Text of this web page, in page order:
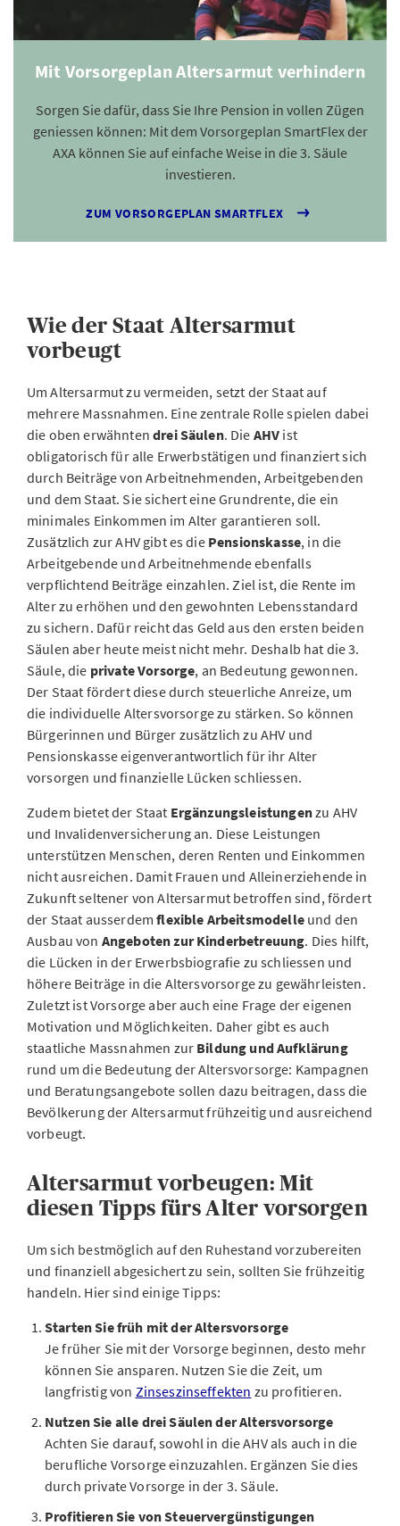
Mit Vorsorgeplan Altersarmut verhindern
Sorgen Sie dafür, dass Sie Ihre Pension in vollen Zügen
geniessen können: Mit dem Vorsorgeplan SmartFlex der
AXA können Sie auf einfache Weise in die 3. Säule
investieren.
ZUM VORSORGEPLAN SMARTFLEX
Wie der Staat Altersarmut
vorbeugt
Um Altersarmut zu vermeiden, setzt der Staat auf
mehrere Massnahmen. Eine zentrale Rolle spielen dabei
die oben erwähntendrei Säulen. Die AHV ist
obligatorisch für alle Erwerbstätigen und finanziert sich
durch Beiträge von Arbeitnehmenden, Arbeitgebenden
und dem Staat. Sie sichert eine Grundrente, die ein
minimales Einkommen im Alter garantieren soll.
Zusätzlich zur AHV gibt es die Pensionskasse, in die
Arbeitgebende und Arbeitnehmende ebenfalls
verpflichtend Beiträge einzahlen. Ziel ist, die Rente im
Alter zu erhöhen und den gewohnten Lebensstandard
zu sichern. Dafür reicht das Geld aus den ersten beiden
Säulen aber heute meist nicht mehr. Deshalb hat die 3.
Säule, die private Vorsorge, an Bedeutung gewonnen.
Der Staat fördert diese durch steuerliche Anreize, um
die individuelle Altersvorsorge zu stärken. So können
Bürgerinnen und Bürger zusätzlich zu AHV und
Pensionskasse eigenverantwortlich für ihr Alter
vorsorgen und finanzielle Lücken schliessen.
Zudem bietet der Staat Ergänzungsleistungenzu AHV
und Invalidenversicherung an. Diese Leistungen
unterstützen Menschen, deren Renten und Einkommen
nicht ausreichen. Damit Frauen und Alleinerziehende in
Zukunft seltener von Altersarmut betroffen sind, fördert
der Staat ausserdemflexible Arbeitsmodelleund den
Ausbau von Angeboten zur Kinderbetreuung. Dies hilft,
die Lücken in der Erwerbsbiografie zu schliessen und
höhere Beiträge in die Altersvorsorge zu gewährleisten.
Zuletzt ist Vorsorge aber auch eine Frage der eigenen
Motivation und Möglichkeiten. Daher gibt es auch
staatliche Massnahmen zur Bildung und Aufklärung
rund um die Bedeutung der Altersvorsorge: Kampagnen
und Beratungsangebote sollen dazu beitragen, dass die
Bevölkerung der Altersarmut frühzeitig und ausreichend
vorbeugt.
Altersarmut vorbeugen: Mit
diesen Tipps fürs Alter vorsorgen
Um sich bestmöglich auf den Ruhestand vorzubereiten
und finanziell abgesichert zu sein, sollten Sie frühzeitig
handeln. Hier sind einige Tipps:
Starten Sie früh mit der Altersvorsorge
Je früher Sie mit der Vorsorge beginnen, desto mehr
können Sie ansparen. Nutzen Sie die Zeit, um
langfristig von Zinseszinseffekten zu profitieren.
Nutzen Sie alle drei Säulen der Altersvorsorge
Achten Sie darauf, sowohl in die AHV als auch in die
berufliche Vorsorge einzuzahlen. Ergänzen Sie dies
durch private Vorsorge in der 3. Säule.
Profitieren Sie von Steuervergünstigungen